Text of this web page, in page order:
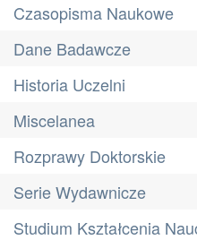
Czasopisma Naukowe
Dane Badawcze
Historia Uczelni
Miscelanea
Rozprawy Doktorskie
Serie Wydawnicze
Studium Kształcenia